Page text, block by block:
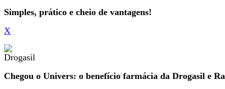
Simples, prático e cheio de vantagens!
X
Chegou o Univers: o benefício farmácia da Drogasil e